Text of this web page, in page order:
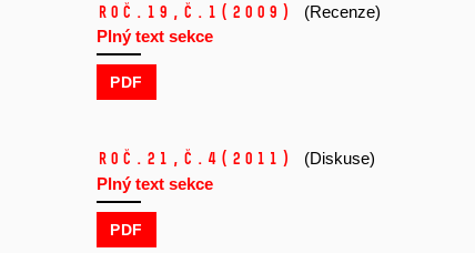
Roč.19, č.1 (2009)
(Recenze)
Plný text sekce
PDF
Roč.21, č.4 (2011)
(Diskuse)
Plný text sekce
PDF